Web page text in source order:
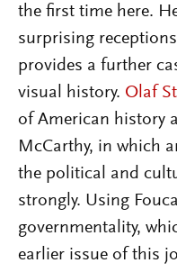
the first time here.
surprising
provides a further
visual history. Olaf
of American history
McCarthy, in which
the political and
strongly. Using
governmentality,
earlier issue of this